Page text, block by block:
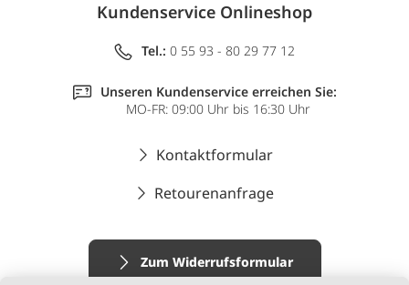
Kundenservice Onlineshop
Tel.: 0 55 93 - 80 29 77 12
Unseren Kundenservice erreichen Sie:
MO-FR: 09:00 Uhr bis 16:30 Uhr
Kontaktformular
Retourenanfrage
Zum Widerrufsformular